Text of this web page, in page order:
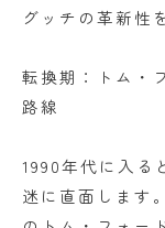
グッチの革新性
転換期：トム・
路線
1990年代に入る
迷に直面します